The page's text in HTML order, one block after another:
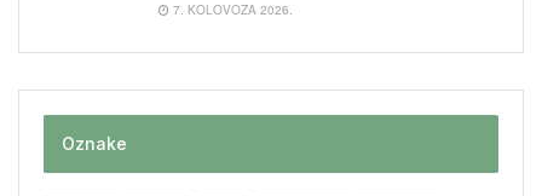
7. KOLOVOZA 2026.
Oznake